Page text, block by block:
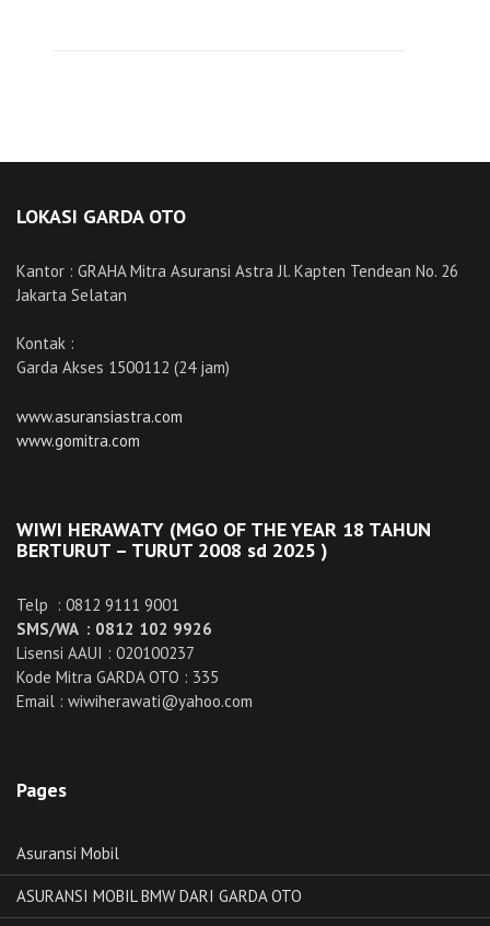
LOKASI GARDA OTO
Kantor : GRAHA Mitra Asuransi Astra Jl. Kapten Tendean No. 26
Jakarta Selatan
Kontak :
Garda Akses 1500112 (24 jam)
www.asuransiastra.com
www.gomitra.com
WIWI HERAWATY (MGO OF THE YEAR 18 TAHUN
BERTURUT – TURUT 2008 sd 2025 )
Telp : 0812 9111 9001
SMS/WA : 0812 102 9926
Lisensi AAUI : 020100237
Kode Mitra GARDA OTO : 335
Email : wiwiherawati@yahoo.com
Pages
Asuransi Mobil
ASURANSI MOBIL BMW DARI GARDA OTO